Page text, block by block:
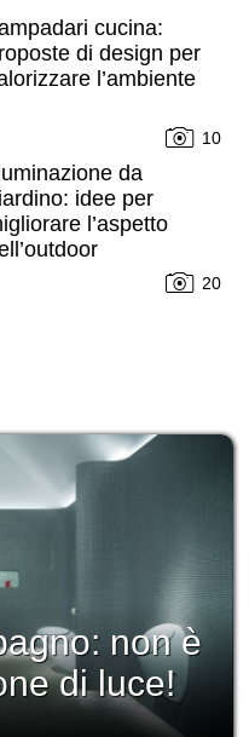
cucina:
di design per
l’ambiente
10
da
idee per
l’aspetto
20
non è
di luce!